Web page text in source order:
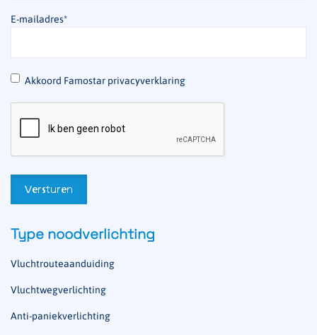
E-mailadres*
* Akkoord Famostar privacyverklaring
Type noodverlichting
Vluchtrouteaanduiding
Vluchtwegverlichting
Anti-paniekverlichting